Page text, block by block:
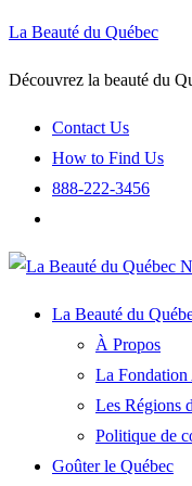
La Beauté du Québec
Découvrez la beauté du
Contact Us
How to Find Us
888-222-3456
La Beauté du
À Propos
La
Les Régions
Politique de
Goûter le Québec